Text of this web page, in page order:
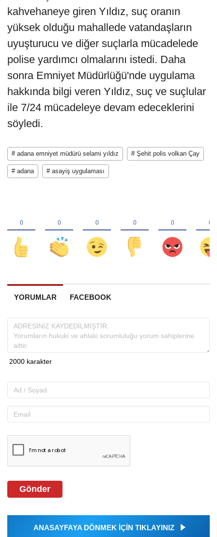
kahvehaneye giren Yıldız, suç oranın
yüksek olduğu mahallede vatandaşların
uyuşturucu ve diğer suçlarla mücadelede
polise yardımcı olmalarını istedi. Daha
sonra Emniyet Müdürlüğü'nde uygulama
hakkında bilgi veren Yıldız, suç ve suçlular
ile 7/24 mücadeleye devam edeceklerini
söyledi.
# adana emniyet müdürü selami yıldız # Şehit polis volkan Çay
# adana # asayiş uygulaması
YORUMLAR FACEBOOK
Gönder
ANASAYFAYA DÖNMEK İÇİN TIKLAYINIZ